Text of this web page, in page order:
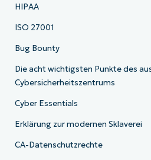
HIPAA
ISO 27001
Bug Bounty
Die acht wichtigsten Punkte des
Cybersicherheitszentrums
Cyber Essentials
Erklärung zur modernen Sklaverei
CA-Datenschutzrechte